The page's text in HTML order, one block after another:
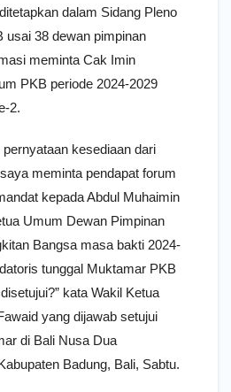
dalam Sidang Pleno
usai 38 dewan pimpinan
meminta Cak Imin
PKB periode 2024-2029
2.
pernyataan kesediaan dari
meminta pendapat forum
kepada Abdul Muhaimin
Umum Dewan Pimpinan
Bangsa masa bakti 2024-
tunggal Muktamar PKB
kata Wakil Ketua
yang dijawab setujui
di Bali Nusa Dua
Badung, Bali, Sabtu.